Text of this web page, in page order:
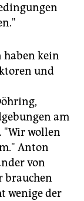
haben kein
und
am
"Wir wollen
Anton
von
brauchen
wenige der